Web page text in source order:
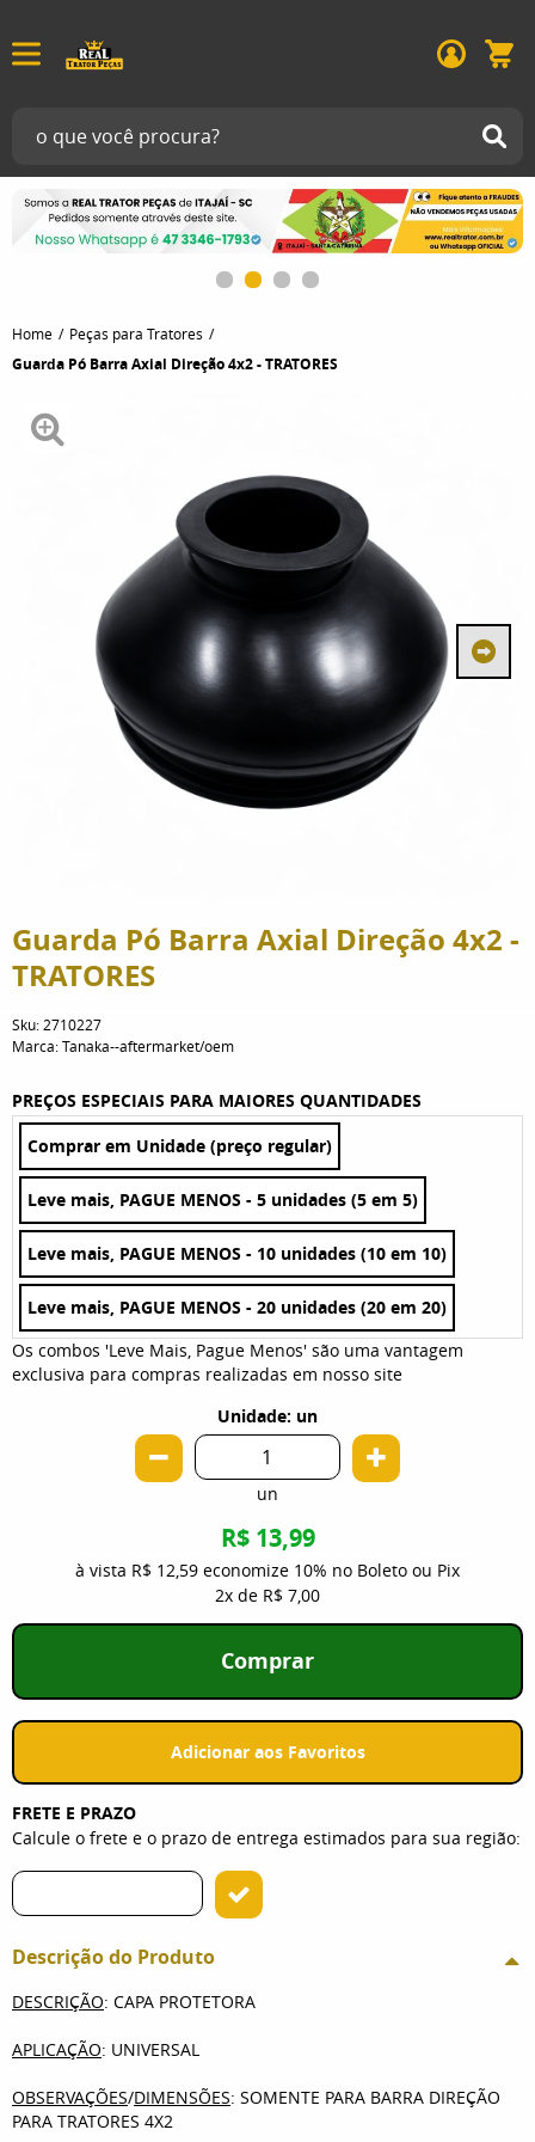
Home Peças para Tratores
Guarda Pó Barra Axial Direção 4x2 - TRATORES
Guarda Pó Barra Axial Direção 4x2 -
TRATORES
Sku: 2710227
Marca:Tanaka--aftermarket/oem
PREÇOS ESPECIAIS PARA MAIORES QUANTIDADES
Comprar em Unidade (preço regular)
Leve mais, PAGUE MENOS - 5 unidades (5 em 5)
Leve mais, PAGUE MENOS - 10 unidades (10 em 10)
Leve mais, PAGUE MENOS - 20 unidades (20 em 20)
Os combos 'Leve Mais, Pague Menos' são uma vantagem
exclusiva para compras realizadas em nosso site
Unidade: un
un
R$ 13,99
à vista R$ 12,59 economize 10% no Boleto ou Pix
2x de R$ 7,00
Comprar
Adicionar aos Favoritos
FRETE E PRAZO
Calcule o frete e o prazo de entrega estimados para sua região:
Descrição do Produto
DESCRIÇÃO: CAPA PROTETORA
APLICAÇÃO: UNIVERSAL
OBSERVAÇÕES/DIMENSÕES: SOMENTE PARA BARRA DIREÇÃO
PARA TRATORES 4X2